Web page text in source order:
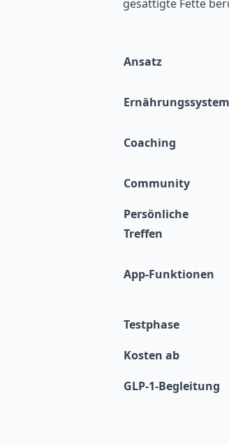
gesättigte Fette
Ansatz
Ernährungssystem
Coaching
Community
Persönliche
Treffen
App-Funktionen
Testphase
Kosten ab
GLP-1-Begleitung